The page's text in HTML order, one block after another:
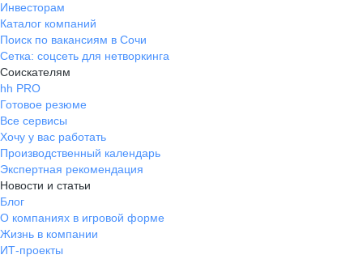
Инвесторам
Каталог компаний
Поиск по вакансиям в Сочи
Сетка: соцсеть для нетворкинга
Соискателям
hh PRO
Готовое резюме
Все сервисы
Хочу у вас работать
Производственный календарь
Экспертная рекомендация
Новости и статьи
Блог
О компаниях в игровой форме
Жизнь в компании
ИТ-проекты